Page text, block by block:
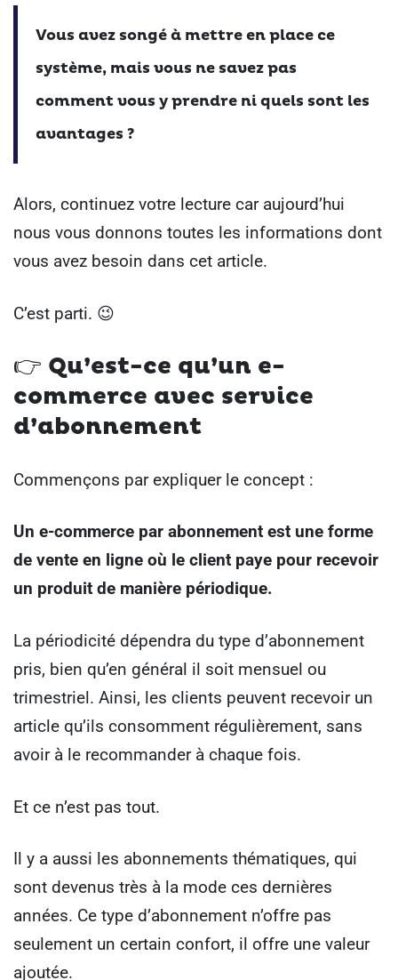
Vous avez songé à mettre en place ce
système, mais vous ne savez pas
comment vous y prendre ni quels sont les
avantages ?
Alors, continuez votre lecture car aujourd’hui
nous vous donnons toutes les informations dont
vous avez besoin dans cet article.
C’est parti. 😉
👉 Qu’est-ce qu’un e-
commerce avec service
d’abonnement
Commençons par expliquer le concept :
Un e-commerce par abonnement est une forme
de vente en ligne où le client paye pour recevoir
un produit de manière périodique.
La périodicité dépendra du type d’abonnement
pris, bien qu’en général il soit mensuel ou
trimestriel. Ainsi, les clients peuvent recevoir un
article qu’ils consomment régulièrement, sans
avoir à le recommander à chaque fois.
Et ce n’est pas tout.
Il y a aussi les abonnements thématiques, qui
sont devenus très à la mode ces dernières
années. Ce type d’abonnement n’offre pas
seulement un certain confort, il offre une valeur
ajoutée.